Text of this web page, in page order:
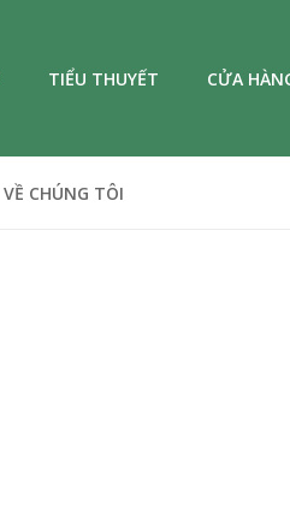
TIỂU THUYẾT CỬA
VỀ CHÚNG TÔI